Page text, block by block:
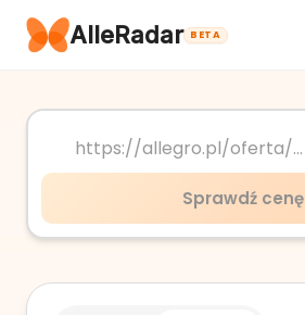
AlleRadar BETA
Okazje
Sprawdź cenę